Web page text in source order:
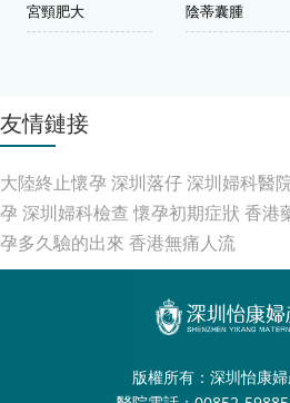
宮頸肥大
陰蒂囊腫
友情鏈接
大陸終止懷孕 深圳落仔深圳婦科醫
孕 深圳婦科檢查 懷孕初期症狀 香港
孕多久驗的出來 香港無痛人流
版權所有：深圳怡康